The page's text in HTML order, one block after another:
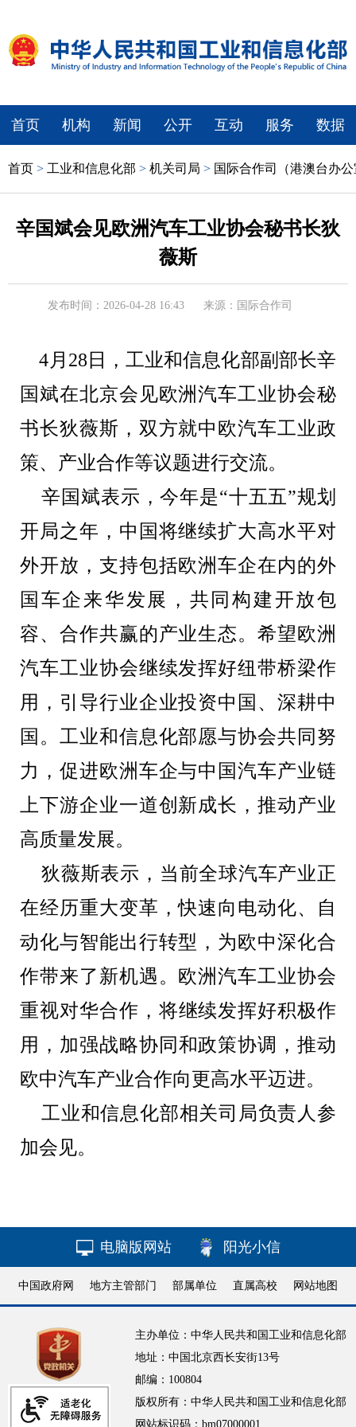
首页 机构 新闻 公开 互动 服务 数据
首页 > 工业和信息化部 > 机关司局 > 国际合作司（港澳台办
辛国斌会见欧洲汽车工业协会秘书长狄
薇斯
发布时间：2026-04-28 16:43 来源：国际合作司
4月28日，工业和信息化部副部长辛
国斌在北京会见欧洲汽车工业协会秘
书长狄薇斯，双方就中欧汽车工业政
策、产业合作等议题进行交流。
辛国斌表示，今年是“十五五”规划
开局之年，中国将继续扩大高水平对
外开放， 支持包括欧洲车企在内的外
国 车企来华发展 ， 共同构建开放包
容、 合作共赢的产业生态。希望欧洲
汽车工业协会继续发挥好纽带桥梁作
用 ，引导行业企业投资中国 、深耕中
国 。 工业和信息化部愿与协会共同努
力，促进欧洲车企与中国汽车产业链
上下游企业一道创新成长，推动产业
高质量发展。
狄薇斯表示，当前全球汽车产业正
在经历重大变革，快速向电动化、自
动化与智能出行转型， 为欧中深化合
作带来了新机遇。 欧洲汽车工业协会
重视对华合作 ， 将继续发挥好积极作
用 ， 加强战略协同和政策协调，推动
欧中汽车产业合作向更高水平迈进。
工业和信息化部相关司局负责人参
加会见。
电脑版网站 阳光小信
中国政府网 地方主管部门 部属单位 直属高校 网站地图
主办单位：中华人民共和国工业和信息化部
地址：中国北京西长安街13号
邮编：100804
版权所有：中华人民共和国工业和信息化部
网站标识码：bm07000001